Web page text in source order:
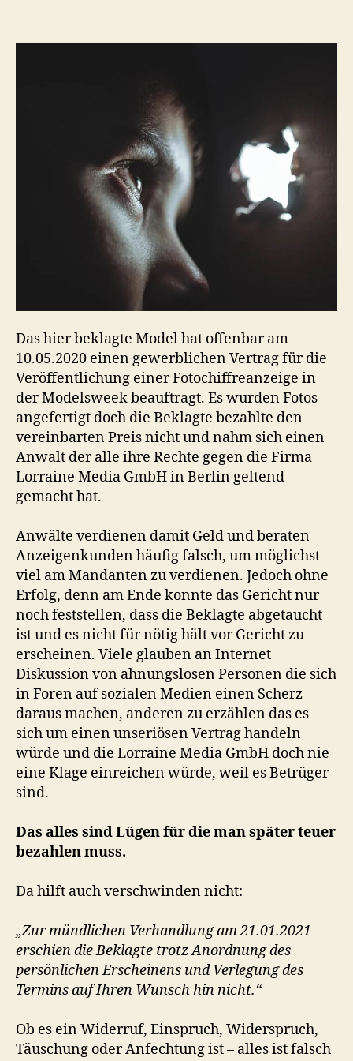
Das hier beklagte Model hat offenbar am
10.05.2020 einen gewerblichen Vertrag für die
Veröffentlichung einer Fotochiffreanzeige in
der Modelsweek beauftragt. Es wurden Fotos
angefertigt doch die Beklagte bezahlte den
vereinbarten Preis nicht und nahm sich einen
Anwalt der alle ihre Rechte gegen die Firma
Lorraine Media GmbH in Berlin geltend
gemacht hat.
Anwälte verdienen damit Geld und beraten
Anzeigenkunden häufig falsch, um möglichst
viel am Mandanten zu verdienen. Jedoch ohne
Erfolg, denn am Ende konnte das Gericht nur
noch feststellen, dass die Beklagte abgetaucht
ist und es nicht für nötig hält vor Gericht zu
erscheinen. Viele glauben an Internet
Diskussion von ahnungslosen Personen die sich
in Foren auf sozialen Medien einen Scherz
daraus machen, anderen zu erzählen das es
sich um einen unseriösen Vertrag handeln
würde und die Lorraine Media GmbH doch nie
eine Klage einreichen würde, weil es Betrüger
sind.
Das alles sind Lügen für die man später teuer
bezahlen muss.
Da hilft auch verschwinden nicht:
„Zur mündlichen Verhandlung am 21.01.2021
erschien die Beklagte trotz Anordnung des
persönlichen Erscheinens und Verlegung des
Termins auf Ihren Wunsch hin nicht.“
Ob es ein Widerruf, Einspruch, Widerspruch,
Täuschung oder Anfechtung ist – alles ist falsch